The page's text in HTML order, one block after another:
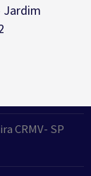
Jardim
CRMV- SP